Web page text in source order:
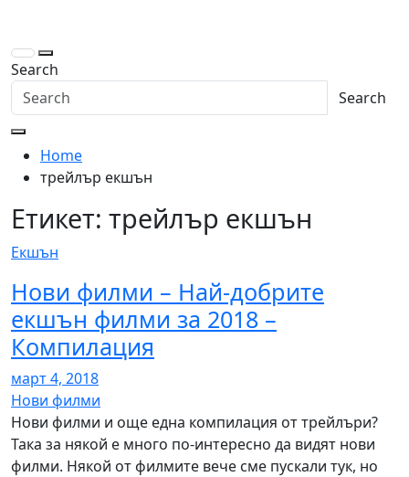
content
Search
Search
Home
трейлър екшън
Етикет: трейлър екшън
Екшън
Нови филми – Най-добрите
екшън филми за 2018 –
Компилация
март 4, 2018
Нови филми
Нови филми и още една компилация от трейлъри?
Така за някой е много по-интересно да видят нови
филми. Някой от филмите вече сме пускали тук, но